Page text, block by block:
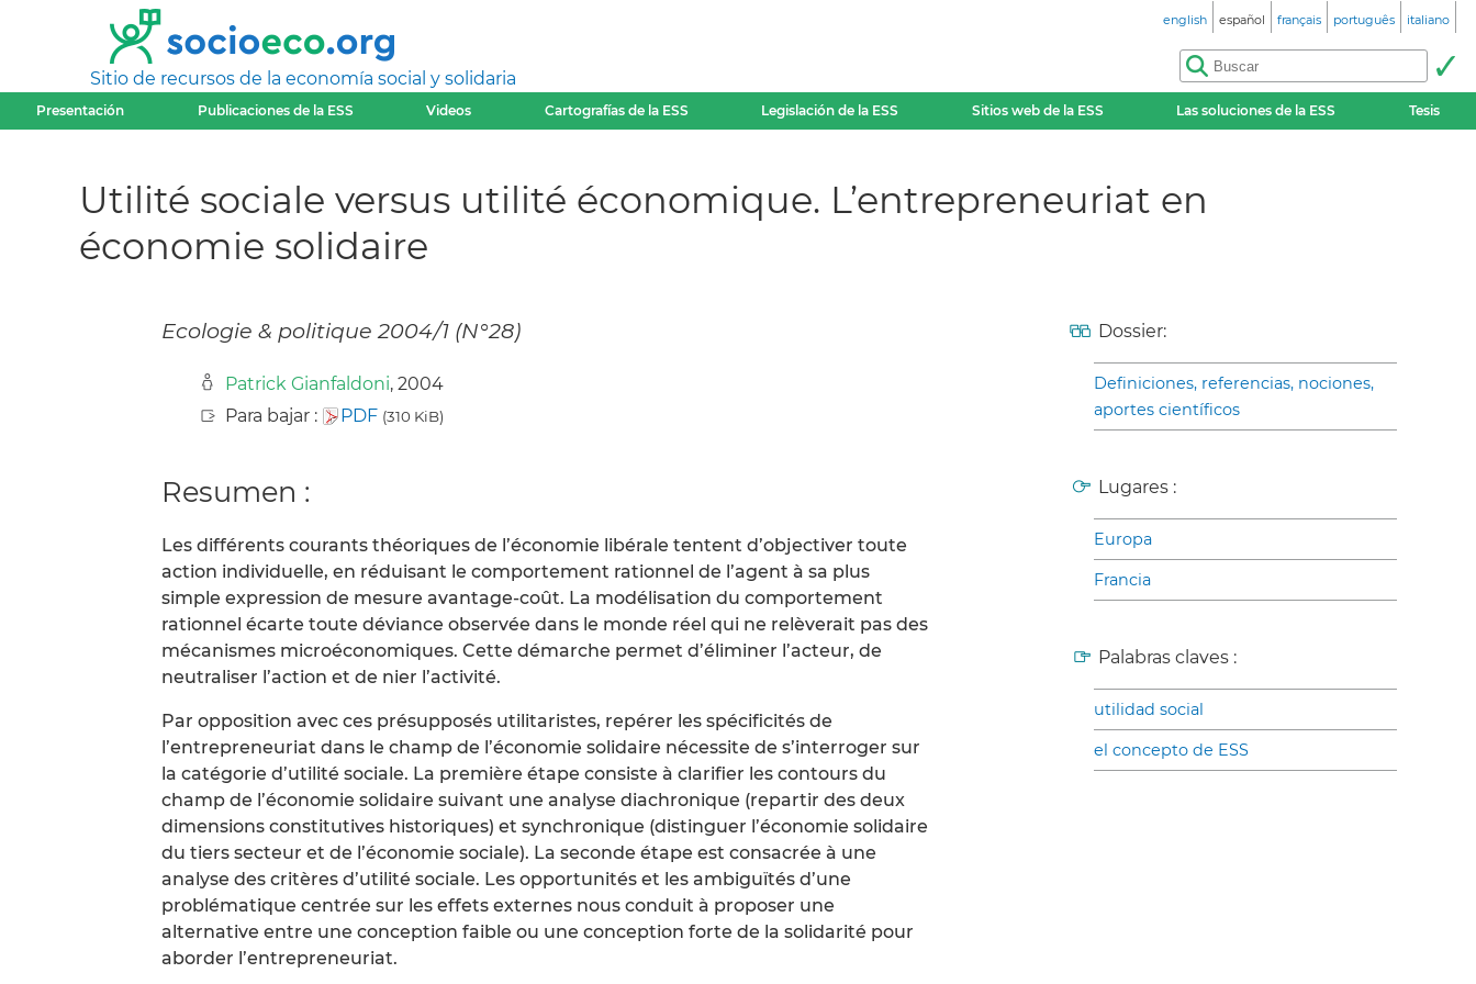
Sitio de recursos de la economía social y solidaria
english español français português italiano
Presentación Publicaciones de la ESS Videos Cartografías de la ESS Legislación de la ESS Sitios web de la ESS Las soluciones de la ESS Tesis
Utilité sociale versus utilité économique. L’entrepreneuriat en
économie solidaire
Ecologie & politique 2004/1 (N°28)
Patrick Gianfaldoni, 2004
Para bajar :
PDF (310 KiB)
Resumen :
Les différents courants théoriques de l’économie libérale tentent d’objectiver toute
action individuelle, en réduisant le comportement rationnel de l’agent à sa plus
simple expression de mesure avantage-coût. La modélisation du comportement
rationnel écarte toute déviance observée dans le monde réel qui ne relèverait pas des
mécanismes microéconomiques. Cette démarche permet d’éliminer l’acteur, de
neutraliser l’action et de nier l’activité.
Par opposition avec ces présupposés utilitaristes, repérer les spécificités de
l’entrepreneuriat dans le champ de l’économie solidaire nécessite de s’interroger sur
la catégorie d’utilité sociale. La première étape consiste à clarifier les contours du
champ de l’économie solidaire suivant une analyse diachronique (repartir des deux
dimensions constitutives historiques) et synchronique (distinguer l’économie solidaire
du tiers secteur et de l’économie sociale). La seconde étape est consacrée à une
analyse des critères d’utilité sociale. Les opportunités et les ambiguïtés d’une
problématique centrée sur les effets externes nous conduit à proposer une
alternative entre une conception faible ou une conception forte de la solidarité pour
aborder l’entrepreneuriat.
Dossier:
Definiciones, referencias, nociones,
aportes científicos
Lugares :
Europa
Francia
Palabras claves :
utilidad social
el concepto de ESS